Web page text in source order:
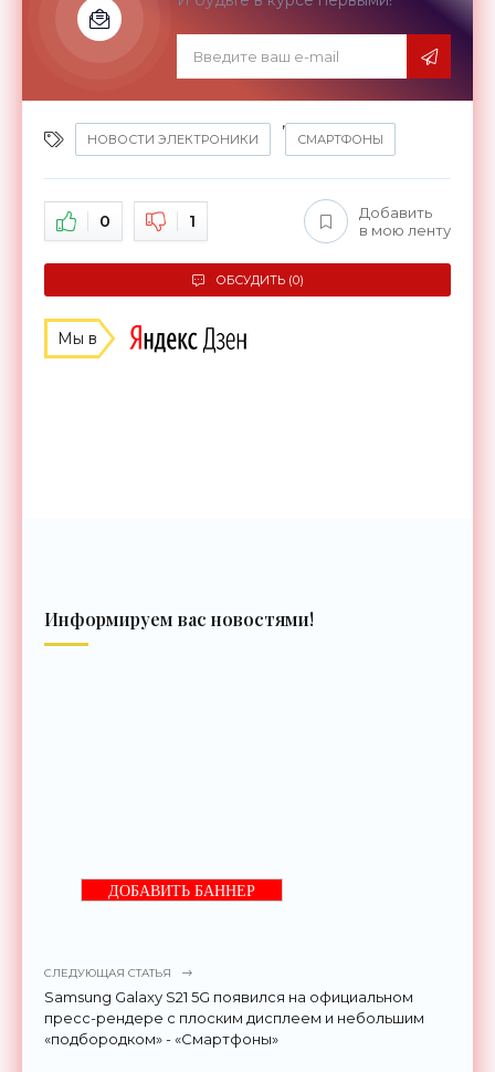
НОВОСТИ ЭЛЕКТРОНИКИ
,
СМАРТФОНЫ
0 1
Добавить
в мою ленту
ОБСУДИТЬ (0)
Мы в
Информируем вас новостями!
ДОБАВИТЬ БАННЕР
СЛЕДУЮЩАЯ СТАТЬЯ
Samsung Galaxy S21 5G появился на официальном
пресс-рендере с плоским дисплеем и небольшим
«подбородком» - «Смартфоны»